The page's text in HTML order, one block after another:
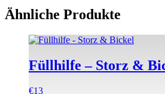
Ähnliche Produkte
Füllhilfe – Storz &
€13